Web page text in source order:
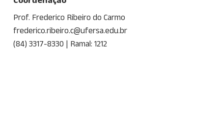
Prof. Frederico Ribeiro do Carmo
frederico.ribeiro.c@ufersa.edu.br
(84) 3317-8330 | Ramal: 1212